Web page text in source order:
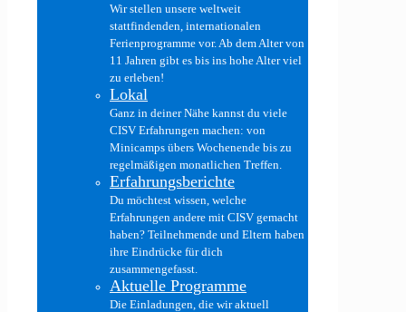
Wir stellen unsere weltweit
stattfindenden, internationalen
Ferienprogramme vor. Ab dem Alter von
11 Jahren gibt es bis ins hohe Alter viel
zu erleben!
Lokal
Ganz in deiner Nähe kannst du viele
CISV Erfahrungen machen: von
Minicamps übers Wochenende bis zu
regelmäßigen monatlichen Treffen.
Erfahrungsberichte
Du möchtest wissen, welche
Erfahrungen andere mit CISV gemacht
haben? Teilnehmende und Eltern haben
ihre Eindrücke für dich
zusammengefasst.
Aktuelle Programme
Die Einladungen, die wir aktuell